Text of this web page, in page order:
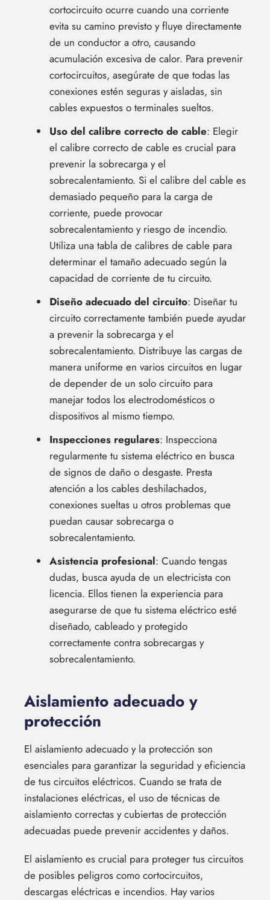
cortocircuito ocurre cuando una corriente
evita su camino previsto y fluye directamente
de un conductor a otro, causando
acumulación excesiva de calor. Para prevenir
cortocircuitos, asegúrate de que todas las
conexiones estén seguras y aisladas, sin
cables expuestos o terminales sueltos.
Uso del calibre correcto de cable: Elegir
el calibre correcto de cable es crucial para
prevenir la sobrecarga y el
sobrecalentamiento. Si el calibre del cable es
demasiado pequeño para la carga de
corriente, puede provocar
sobrecalentamiento y riesgo de incendio.
Utiliza una tabla de calibres de cable para
determinar el tamaño adecuado según la
capacidad de corriente de tu circuito.
Diseño adecuado del circuito: Diseñar tu
circuito correctamente también puede ayudar
a prevenir la sobrecarga y el
sobrecalentamiento. Distribuye las cargas de
manera uniforme en varios circuitos en lugar
de depender de un solo circuito para
manejar todos los electrodomésticos o
dispositivos al mismo tiempo.
Inspecciones regulares: Inspecciona
regularmente tu sistema eléctrico en busca
de signos de daño o desgaste. Presta
atención a los cables deshilachados,
conexiones sueltas u otros problemas que
puedan causar sobrecarga o
sobrecalentamiento.
Asistencia profesional: Cuando tengas
dudas, busca ayuda de un electricista con
licencia. Ellos tienen la experiencia para
asegurarse de que tu sistema eléctrico esté
diseñado, cableado y protegido
correctamente contra sobrecargas y
sobrecalentamiento.
Aislamiento adecuado y
protección
El aislamiento adecuado y la protección son
esenciales para garantizar la seguridad y eficiencia
de tus circuitos eléctricos. Cuando se trata de
instalaciones eléctricas, el uso de técnicas de
aislamiento correctas y cubiertas de protección
adecuadas puede prevenir accidentes y daños.
El aislamiento es crucial para proteger tus circuitos
de posibles peligros como cortocircuitos,
descargas eléctricas e incendios. Hay varios